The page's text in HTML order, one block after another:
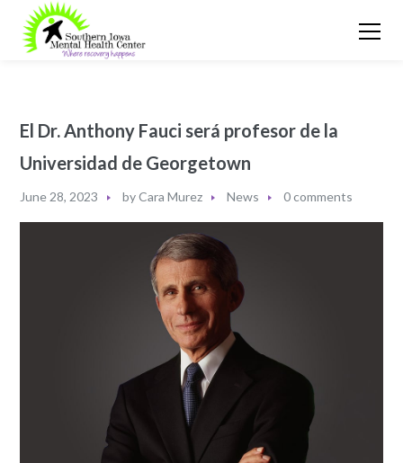
El Dr. Anthony Fauci será profesor de la
Universidad de Georgetown
June 28, 2023 byCara Murez News 0 comments